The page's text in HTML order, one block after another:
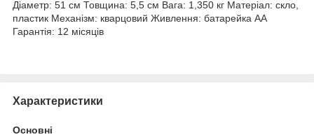
Діаметр: 51 см Товщина: 5,5 см Вага: 1,350 кг Матеріал: скло,
пластик Механізм: кварцовий Живлення: батарейка АА
Гарантія: 12 місяців
Характеристики
Основні